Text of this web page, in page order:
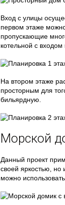
Вход с улицы
первом этаже
пропускающие
котельной с входом
На втором этаже
просторным для
бильярдную.
Морской
Данный проект
своей яркостью, но
можно